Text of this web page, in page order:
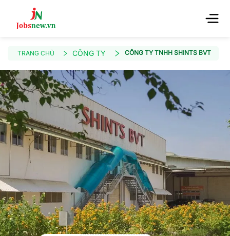
TRANG CHỦ CÔNG TY CÔNG TY TNHH SHINTS BVT